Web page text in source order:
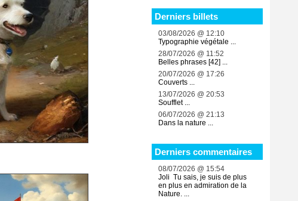
Derniers billets
03/08/2026 @ 12:10
Typographie végétale ...
28/07/2026 @ 11:52
Belles phrases [42] ...
20/07/2026 @ 17:26
Couverts ...
13/07/2026 @ 20:53
Soufflet ...
06/07/2026 @ 21:13
Dans la nature ...
Derniers commentaires
08/07/2026 @ 15:54
Joli Tu sais, je suis de plus
en plus en admiration de la
Nature. ...